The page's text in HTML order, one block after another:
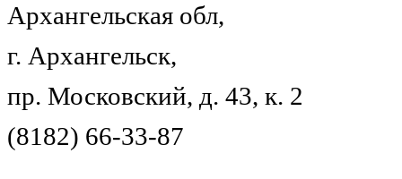
Архангельская обл,
г. Архангельск,
пр. Московский, д. 43, к. 2
(8182) 66-33-87